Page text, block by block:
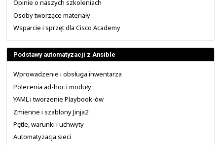
Router z włączoną funkcją Proxy ARP odpowiada na
dotyczące znanych przez niego podsieci, nawet gdy
odebrane na interfejsach niepowiązanych z tymi
się wyłączenia funkcji Proxy ARP na każdym z
jeżeli z jakiś innych powodów nie jest to niezbędne
Dokonać tego można z użyciem polecenia trybu
no ip proxy-arp". Domyślnie funkcja Proxy ARP jest
Natomiast jeżeli wskażemy adres IP sąsiedniego
ARP będzie dotyczyły tylko tego jednego
następnego przeskoku, a nie każdego z adresów IP
sieci powiązanych z wpisem statycznym.